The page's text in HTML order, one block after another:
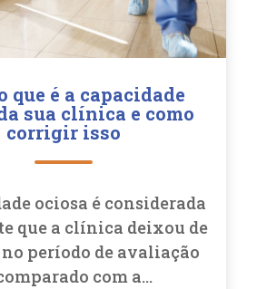
que é a capacidade
sua clínica e como
corrigir isso
ociosa é considerada
que a clínica deixou de
período de avaliação
com a...